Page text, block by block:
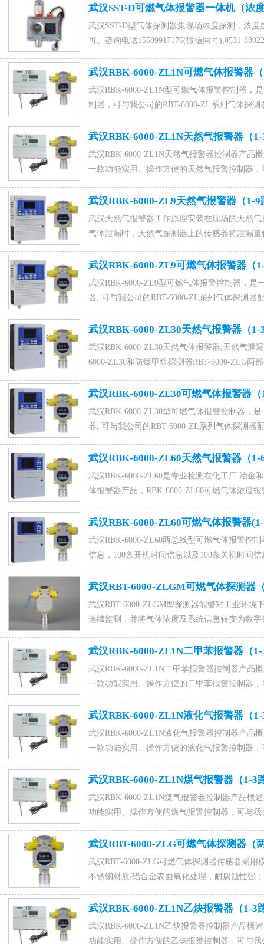
武汉SST-D可燃气体报警器一体机（浓
武汉SST-D型气体探测器集现场浓度探测，浓
可。咨询电话15589917176(微信同号),0531-
武汉RBK-6000-ZL1N可燃气体报警器
武汉RBK-6000-ZL1N型可燃气体报警控制器，
制器，可与我公司的RBT-6000-ZL系列气体探
器联系电话15589917176(微信同号),0531-
武汉RBK-6000-ZL1N天然气报警器（
武汉RBK-6000-ZL1N天然气报警器控制器产品
一款功能实用、操作方便的天然气报警控制器
用壁挂式安装。咨询订购天然气报警器联系电话
1015828054马经理。
武汉RBK-6000-ZL9天然气报警器（1-9
武汉天然气报警器工作原理安装在现场的天然
气体泄漏时，天然气探测器上的传感器将泄漏
屏幕上。当浓度达到设定的动作值时，控制器
致电15589917176(微信同号),0531-88022229,QQ
武汉RBK-6000-ZL9可燃气体报警器（
武汉RBK-6000-ZL9型可燃气体报警控制器，是
器, 可与我公司的RBT-6000-ZL系列气体探测器
警器联系电话15589917176(微信同号),0531-
武汉RBK-6000-ZL30天然气报警器（1-
武汉RBK-6000-ZL30天然气体报警器,天然气泄
6000-ZL30和防爆甲烷探测器RBT-6000-ZLG两
联系电话15589917176(微信同号),0531-
武汉RBK-6000-ZL30可燃气体报警器
武汉RBK-6000-ZL30型可燃气体报警控制器，
器, 可与我公司的RBT-6000-ZL系列气体探测器
气体检测仪（也称便携式可燃气体检测仪）同
体报警器联系电话15589917176(微信同号),0531-
武汉RBK-6000-ZL60天然气报警器（1-
武汉RBK-6000-ZL60是专业检测在化工厂 冶金
体报警器产品，RBK-6000-ZL60可燃气体浓度
制。咨询订购天然气报警器联系电话
马经理。
武汉RBK-6000-ZL60可燃气体报警器
武汉RBK-6000-ZL60两总线型可燃气体报警控
信息，100条开机时间信息以及100条关机时间
探测器，咨询可燃气体报警器找济南聚鑫安防
号),0531-88022229,QQ：1015828054，联系人马
武汉RBT-6000-ZLGM可燃气体探测器
武汉RBT-6000-ZLGM型探测器能够对工业环境
连续监测，并将气体浓度及系统信息转变为数
武汉RBK-6000-ZL1N二甲苯报警器（
武汉RBK-6000-ZL1N二甲苯报警器控制器产品
一款功能实用、操作方便的二甲苯报警控制器
88022229,QQ：1015828054马经理。
武汉RBK-6000-ZL1N液化气报警器（
武汉RBK-6000-ZL1N液化气报警器控制器产品
一款功能实用、操作方便的液化气报警控制器
用壁挂式安装。咨询订购液化气报警器联系电话
1015828054马经理。
武汉RBK-6000-ZL1N煤气报警器（1-3
武汉RBK-6000-ZL1N煤气报警器控制器产品概
功能实用、操作方便的煤气报警控制器，可与
安装。咨询订购煤气报警器联系电话
马经理。
武汉RBT-6000-ZLG可燃气体探测器（
武汉RBT-6000-ZLG可燃气体探测器传感器采
不锈钢材质/铝合金表面氧化处理，耐腐蚀性强
信同号),0531-88022229,QQ：1015828054，联系
武汉RBK-6000-ZL1N乙炔报警器（1-3
武汉RBK-6000-ZL1N乙炔报警器控制器产品概
功能实用、操作方便的乙炔报警控制器，可与